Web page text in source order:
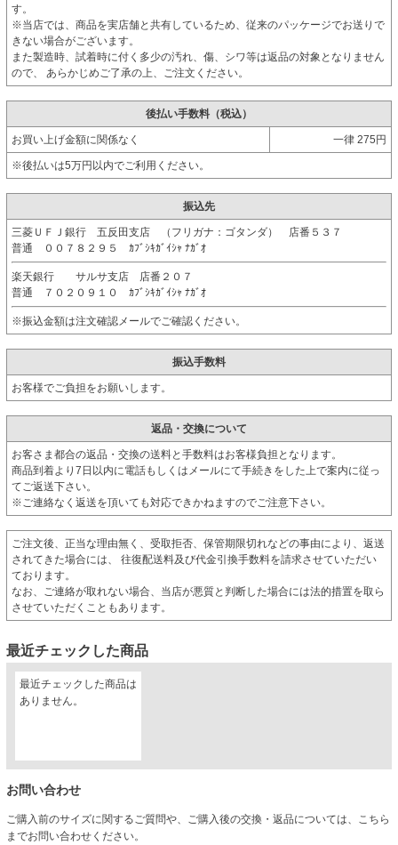
す。
※当店では、商品を実店舗と共有しているため、従来のパッケージでお送りで
きない場合がございます。
また製造時、試着時に付く多少の汚れ、傷、シワ等は返品の対象となりません
ので、 あらかじめご了承の上、ご注文ください。
後払い手数料（税込）
お買い上げ金額に関係なく 一律 275円
※後払いは5万円以内でご利用ください。
振込先
三菱ＵＦＪ銀行 五反田支店 （フリガナ：ゴタンダ） 店番５３７
普通 ００７８２９５ ｶﾌﾞｼｷｶﾞｲｼｬ ﾅｶﾞｵ
楽天銀行 サルサ支店 店番２０７
普通 ７０２０９１０ ｶﾌﾞｼｷｶﾞｲｼｬ ﾅｶﾞｵ
※振込金額は注文確認メールでご確認ください。
振込手数料
お客様でご負担をお願いします。
返品・交換について
お客さま都合の返品・交換の送料と手数料はお客様負担となります。
商品到着より7日以内に電話もしくはメールにて手続きをした上で案内に従っ
てご返送下さい。
※ご連絡なく返送を頂いても対応できかねますのでご注意下さい。
ご注文後、正当な理由無く、受取拒否、保管期限切れなどの事由により、返送
されてきた場合には、 往復配送料及び代金引換手数料を請求させていただい
ております。
なお、ご連絡が取れない場合、当店が悪質と判断した場合には法的措置を取ら
させていただくこともあります。
最近チェックした商品
最近チェックした商品は
ありません。
お問い合わせ
ご購入前のサイズに関するご質問や、ご購入後の交換・返品については、こちら
までお問い合わせください。